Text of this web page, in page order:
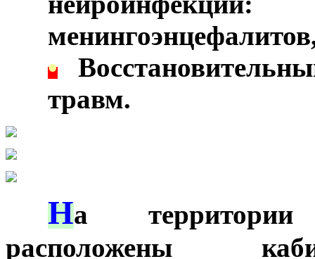
•
травм.
На территории
расположены